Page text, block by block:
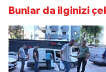
Bunlar da ilginizi